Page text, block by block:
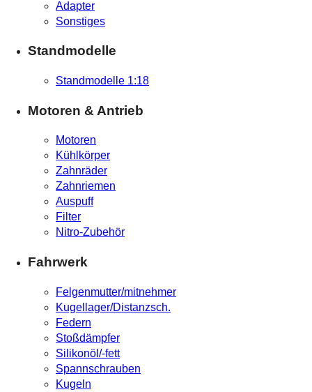
Adapter
Sonstiges
Standmodelle
Standmodelle 1:18
Motoren & Antrieb
Motoren
Kühlkörper
Zahnräder
Zahnriemen
Auspuff
Filter
Nitro-Zubehör
Fahrwerk
Felgenmutter/mitnehmer
Kugellager/Distanzsch.
Federn
Stoßdämpfer
Silikonöl/-fett
Spannschrauben
Kugeln